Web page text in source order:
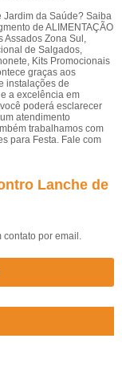
Jardim da Saúde? Saiba
de ALIMENTAÇÃO
Assados Zona Sul,
de Salgados,
Kits Promocionais
graças aos
instalações de
a excelência em
poderá esclarecer
atendimento
trabalhamos com
para Festa. Fale com
Lanche de
contato por email.